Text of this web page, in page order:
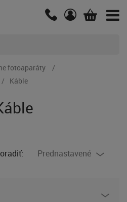
fotoaparáty
Káble
Prednastavené